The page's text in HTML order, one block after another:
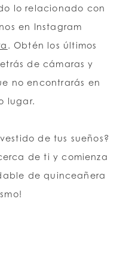
lo relacionado con
en Instagram
. Obtén los últimos
de cámaras y
no encontrarás en
lugar.
de tus sueños?
de ti y comienza
de quinceañera